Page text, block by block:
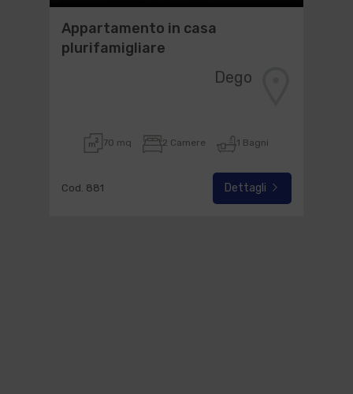
Appartamento in casa
plurifamigliare
Dego
70 mq 2 Camere 1 Bagni
Cod. 881 Dettagli